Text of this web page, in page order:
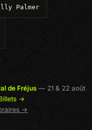
Palmer
de Fréjus — 21 & 22 août
→
→